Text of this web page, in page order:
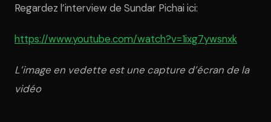
Regardez l’interview de Sundar Pichai ici:
https://www.youtube.com/watch?v=1ixg7ywsnxk
L’image en vedette est une capture d’écran de la
vidéo